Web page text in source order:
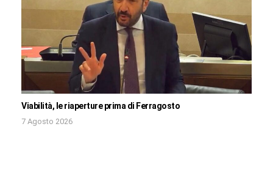
Viabilità, le riaperture prima di Ferragosto
7 Agosto 2026